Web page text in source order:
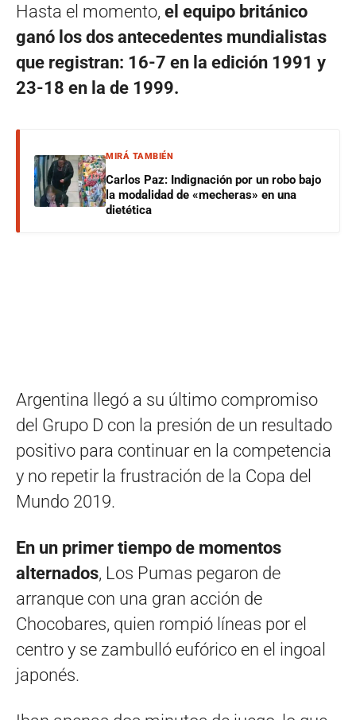
Hasta el momento, el equipo británico
ganó los dos antecedentes mundialistas
que registran: 16-7 en la edición 1991 y
23-18 en la de 1999.
MIRÁ TAMBIÉN
Carlos Paz: Indignación por un robo bajo
la modalidad de «mecheras» en una
dietética
Argentina llegó a su último compromiso
del Grupo D con la presión de un resultado
positivo para continuar en la competencia
y no repetir la frustración de la Copa del
Mundo 2019.
En un primer tiempo de momentos
alternados, Los Pumas pegaron de
arranque con una gran acción de
Chocobares, quien rompió líneas por el
centro y se zambulló eufórico en el ingoal
japonés.